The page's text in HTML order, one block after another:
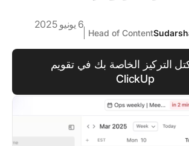
Head of Content
6 يونيو 2025
التركيز الخاصة بك في تقويم
ClickUp